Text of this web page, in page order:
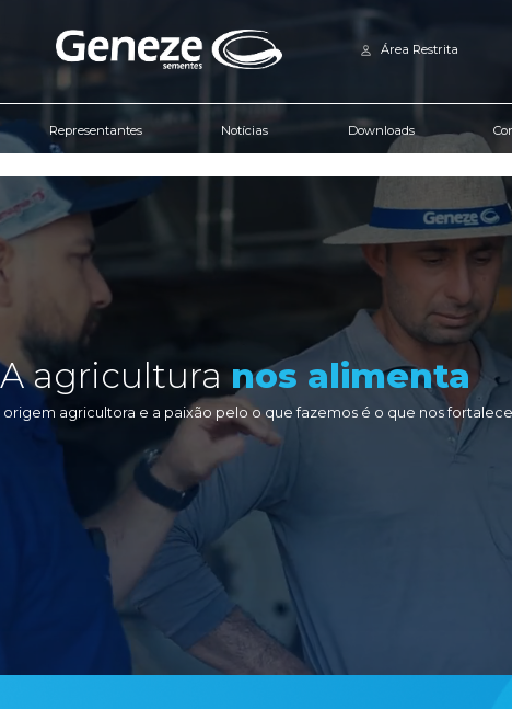
Download de
Informativo Técnico
Representantes
A
Nossa origem agricultora e a